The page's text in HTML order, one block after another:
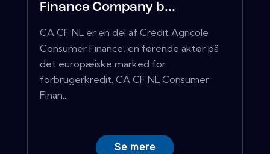
Finance Company b...
CA CF NL er en del af Crédit Agricole
Consumer Finance, en førende aktør på
det europæiske marked for
forbrugerkredit. CA CF NL Consumer
Finan...
Se mere